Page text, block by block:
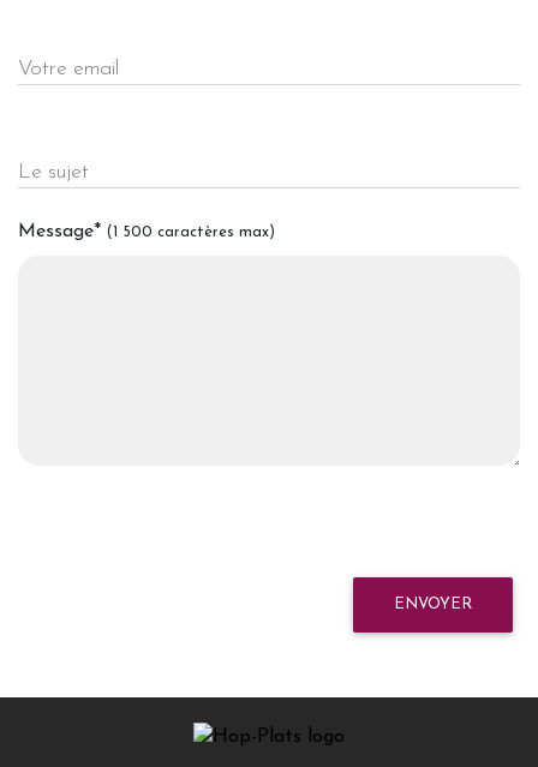
Votre email
Le sujet
Message* (1 500 caractères max)
ENVOYER